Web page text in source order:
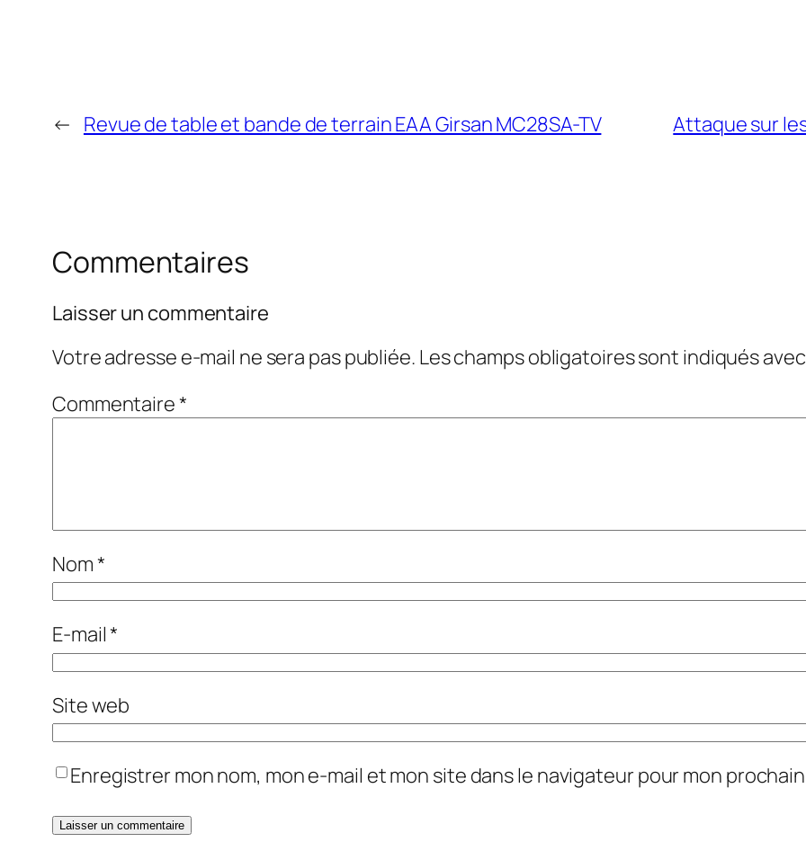
← Revue de table et bande de terrain EAA Girsan MC28SA-TV Attaque sur
Commentaires
Laisser un commentaire
Votre adresse e-mail ne sera pas publiée. Les champs obligatoires sont indiqués avec
Commentaire*
Nom*
E-mail*
Site web
Enregistrer mon nom, mon e-mail et mon site dans le navigateur pour mon